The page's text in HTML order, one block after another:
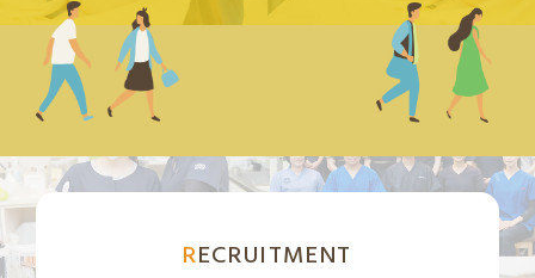
RECRUITMENT